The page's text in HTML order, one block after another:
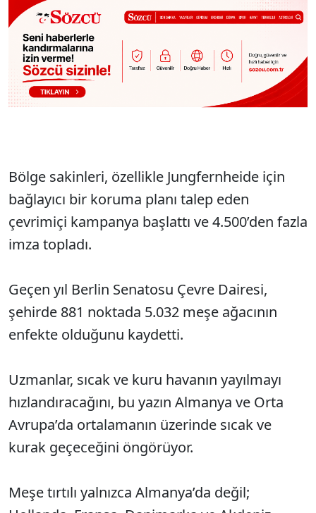
Bölge sakinleri, özellikle Jungfernheide için
bağlayıcı bir koruma planı talep eden
çevrimiçi kampanya başlattı ve 4.500’den fazla
imza topladı.
Geçen yıl Berlin Senatosu Çevre Dairesi,
şehirde 881 noktada 5.032 meşe ağacının
enfekte olduğunu kaydetti.
Uzmanlar, sıcak ve kuru havanın yayılmayı
hızlandıracağını, bu yazın Almanya ve Orta
Avrupa’da ortalamanın üzerinde sıcak ve
kurak geçeceğini öngörüyor.
Meşe tırtılı yalnızca Almanya’da değil;